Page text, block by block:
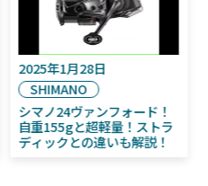
2025年2月2日
SHIMANO
シマノ25コンプレックス
XR！ライトリグを意のまま
に！24ヴァンフォードとの